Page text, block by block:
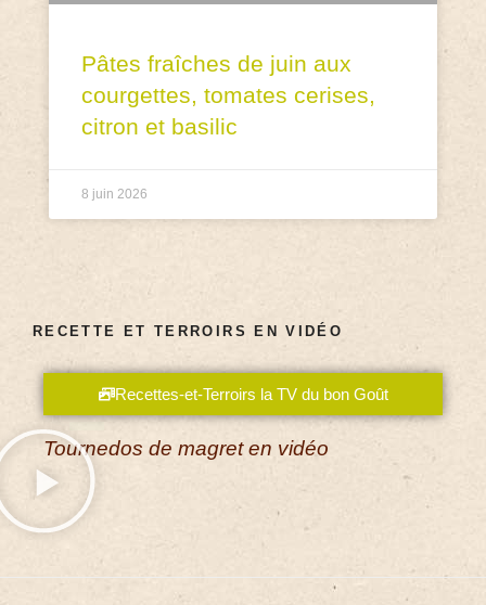
Pâtes fraîches de juin aux
courgettes, tomates cerises,
citron et basilic
8 juin 2026
RECETTE ET TERROIRS EN VIDÉO
Recettes-et-Terroirs la TV du bon Goût
Tournedos de magret en vidéo